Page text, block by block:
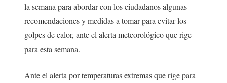
la semana para abordar con los ciudadanos algunas
recomendaciones y medidas a tomar para evitar los
golpes de calor, ante el alerta meteorológico que rige
para esta semana.
Ante el alerta por temperaturas extremas que rige para